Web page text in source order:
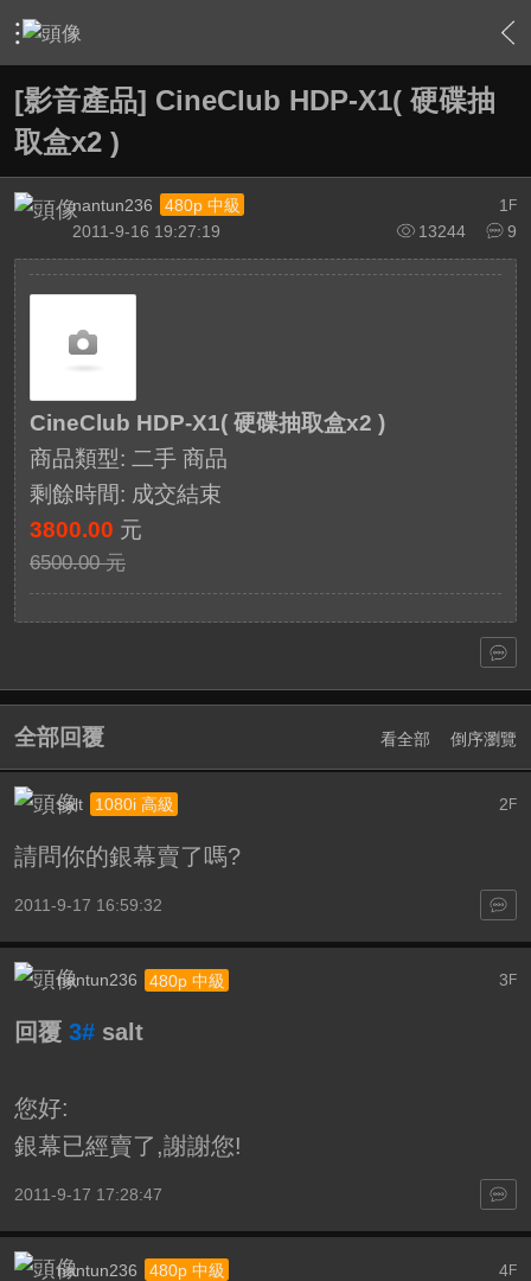
› 敗家特區 For Sale or Trade › 二手交換交易區 › 內容
[影音產品] CineClub HDP-X1( 硬碟抽
取盒x2 )
1 F
nantun236
480p 中級
13244
9
2011-9-16 19:27:19
CineClub HDP-X1( 硬碟抽取盒x2 )
商品類型: 二手 商品
剩餘時間: 成交結束
3800.00 元
6500.00 元
全部回覆 看全部 倒序瀏覽
2 F
salt 1080i 高級
請問你的銀幕賣了嗎?
2011-9-17 16:59:32
3 F
nantun236 480p 中級
回覆 3# salt
您好:
銀幕已經賣了,謝謝您!
2011-9-17 17:28:47
4F
nantun236 480p 中級